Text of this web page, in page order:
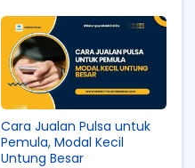
Cara Jualan Pulsa untuk
Pemula, Modal Kecil
Untung Besar